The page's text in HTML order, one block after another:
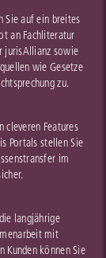
Sie auf ein breites
an Fachliteratur
jurisAllianz sowie
wie Gesetze
zu.
cleveren Features
Portals stellen Sie
im
langjährige
mit
Kunden können Sie